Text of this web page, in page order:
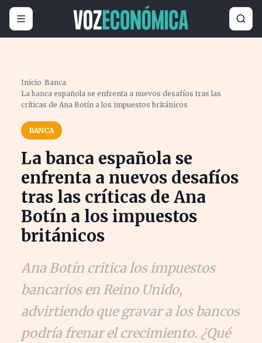
Inicio ›Banca›
La banca española se enfrenta a nuevos desafíos tras las
críticas de Ana Botín a los impuestos británicos
BANCA
La banca española se
enfrenta a nuevos desafíos
tras las críticas de Ana
Botín a los impuestos
británicos
Ana Botín critica los impuestos
bancarios en Reino Unido,
advirtiendo que gravar a los bancos
podría frenar el crecimiento. ¿Qué